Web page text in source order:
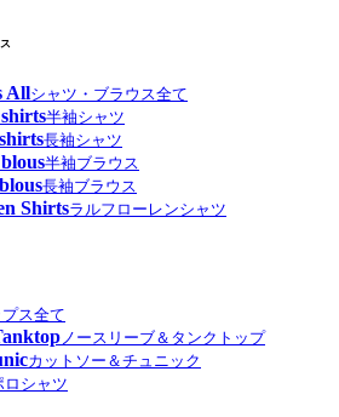
Allシャツ・ブラウス全て
半袖シャツ
長袖シャツ
半袖ブラウス
長袖ブラウス
Shirtsラルフローレンシャツ
プス全て
ノースリーブ＆タンクトップ
カットソー＆チュニック
ロシャツ